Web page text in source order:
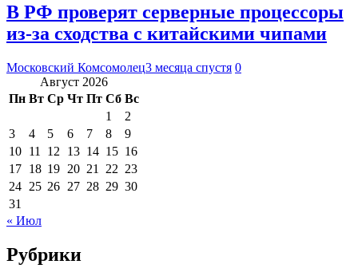
В РФ проверят серверные процессоры
из-за сходства с китайскими чипами
Московский Комсомолец3 месяца спустя 0
Август 2026
Пн Вт Ср Чт Пт Сб Вс
1
2
3
4 5 6 7 8
9
10 11 12 13 14 15 16
17 18 19 20 21 22 23
24 25 26 27 28 29 30
31
« Июл
Рубрики